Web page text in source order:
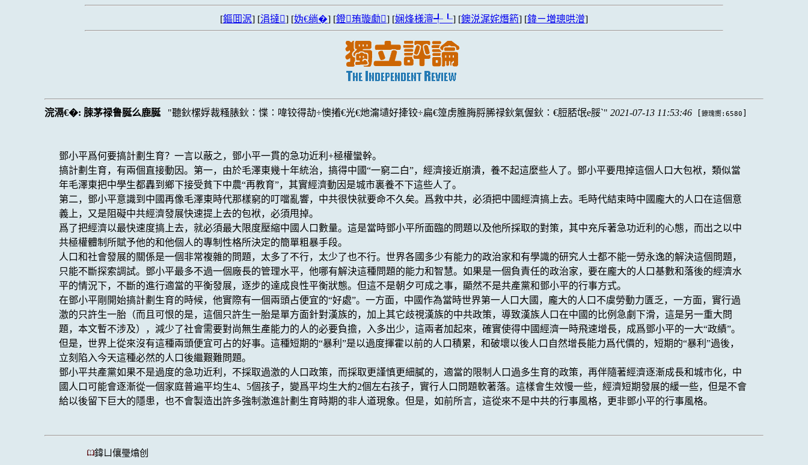
[鏂囬泦] [涓撻] [妫€绱�] [鐙珛璇勮] [娴烽様澶╃┖] [鐭涚浘姹熸箹] [鍏ㄧ増璁哄潧]
浣滆€�: 脨茅禄鲁脠么鹿脠 聽鈥樏娐裁糔脿鈥∶惵∶喡铰得劼÷懊撯€光€灺澝壝好撁铰÷扁€篞虏脽脢脟脪禄鈥氣偓鈥∶€脰脴氓e脮` 2021-07-13 11:53:46 [鐐瑰嚮:6580
鄧小平爲何要搞計劃生育？一言以蔽之，鄧小平一貫的急功近利+極權蠻幹。
搞計劃生育，有兩個直接動因。第一，由於毛澤東幾十年統治，搞得中國“一窮二白”，經濟接近崩潰，養不起這麼些人了。鄧小平要甩掉這個人口大包袱，類似當
年毛澤東把中學生都轟到鄉下接受貧下中農“再教育”，其實經濟動因是城市裏養不下這些人了。
第二，鄧小平意識到中國再像毛澤東時代那樣窮的叮噹亂響，中共很快就要命不久矣。爲救中共，必須把中國經濟搞上去。毛時代結束時中國龐大的人口在這個意
義上，又是阻礙中共經濟發展快速提上去的包袱，必須甩掉。
爲了把經濟以最快速度搞上去，就必須最大限度壓縮中國人口數量。這是當時鄧小平所面臨的問題以及他所採取的對策，其中充斥著急功近利的心態，而出之以中
共極權體制所賦予他的和他個人的專制性格所決定的簡單粗暴手段。
人口和社會發展的關係是一個非常複雜的問題，太多了不行，太少了也不行。世界各國多少有能力的政治家和有學識的研究人士都不能一勞永逸的解決這個問題，
只能不斷探索調試。鄧小平最多不過一個廠長的管理水平，他哪有解決這種問題的能力和智慧。如果是一個負責任的政治家，要在龐大的人口基數和落後的經濟水
平的情況下，不斷的進行適當的平衡發展，逐步的達成良性平衡狀態。但這不是朝夕可成之事，顯然不是共產黨和鄧小平的行事方式。
在鄧小平剛開始搞計劃生育的時候，他實際有一個兩頭占便宜的“好處”。一方面，中國作為當時世界第一人口大國，龐大的人口不虞勞動力匱乏，一方面，實行過
激的只許生一胎（而且可恨的是，這個只許生一胎是單方面針對漢族的，加上其它歧視漢族的中共政策，導致漢族人口在中國的比例急劇下滑，這是另一重大問
題，本文暫不涉及），減少了社會需要對尚無生產能力的人的必要負擔，入多出少，這兩者加起來，確實使得中國經濟一時飛速增長，成爲鄧小平的一大“政績”。
但是，世界上從來沒有這種兩頭便宜可占的好事。這種短期的“暴利”是以過度揮霍以前的人口積累，和破壞以後人口自然增長能力爲代價的，短期的“暴利”過後，
立刻陷入今天這種必然的人口後繼艱難問題。
鄧小平共產黨如果不是過度的急功近利，不採取過激的人口政策，而採取更謹慎更細膩的，適當的限制人口過多生育的政策，再伴隨著經濟逐漸成長和城市化，中
國人口可能會逐漸從一個家庭普遍平均生4、5個孩子，變爲平均生大約2個左右孩子，實行人口問題軟著落。這樣會生效慢一些，經濟短期發展的緩一些，但是不會
給以後留下巨大的隱患，也不會製造出許多強制激進計劃生育時期的非人道現象。但是，如前所言，這從來不是中共的行事風格，更非鄧小平的行事風格。
鍏ㄩ儴璺熻创